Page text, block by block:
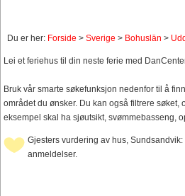
Du er her: Forside > Sverige > Bohuslän >
Lei et feriehus til din neste ferie med
Bruk vår smarte søkefunksjon nedenfor til å
området du ønsker. Du kan også filtrere søket,
eksempel skal ha sjøutsikt, svømmebasseng,
Gjesters vurdering av hus, Sundsandvik:
anmeldelser.